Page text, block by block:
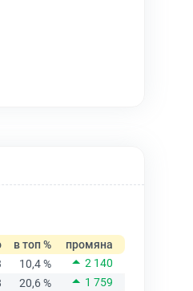
в топ %
промяна
10,4 %
2 140
20,6 %
1 759